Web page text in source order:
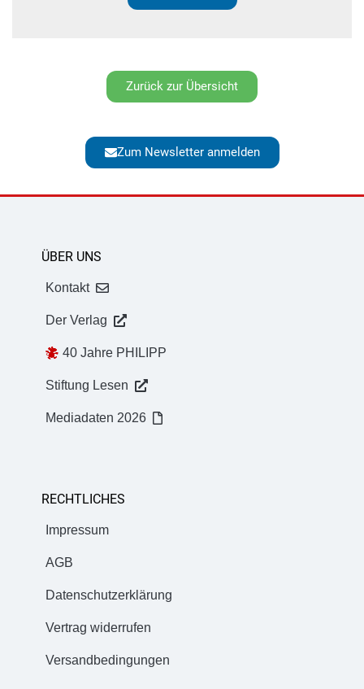
Zurück zur Übersicht
Zum Newsletter anmelden
ÜBER UNS
Kontakt
Der Verlag
40 Jahre PHILIPP
Stiftung Lesen
Mediadaten 2026
RECHTLICHES
Impressum
AGB
Datenschutzerklärung
Vertrag widerrufen
Versandbedingungen